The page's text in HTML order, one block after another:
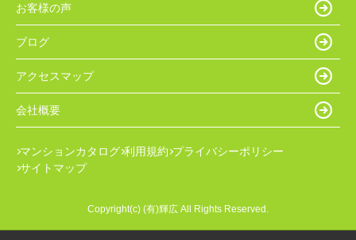
お客様の声
ブログ
アクセスマップ
会社概要
マンションカタログ 利用規約 プライバシーポリシー
サイトマップ
Copyright(c) (有)輝広 All Rights Reserved.